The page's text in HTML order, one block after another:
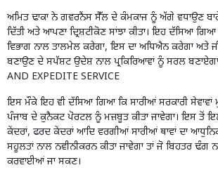
ਅਮਿਤ ਢਾਕਾ ਨੇ ਗਵਰਨੈਂਸ ਸੈੱਲ ਦੇ ਕੰਮਕਾਜ ਨੂੰ ਅੱਗੇ ਵਧਾਉਣ
ਦਿੱਤੀ ਅਤੇ ਆਪਣਾ ਦ੍ਰਿਸ਼ਟੀਕੋਣ ਸਾਂਝਾ ਕੀਤਾ। ਇਹ ਦੱਸਿਆ
ਵਿਭਾਗ ਨਾਲ ਤਾਲਮੇਲ ਕਰੇਗਾ, ਇਸ ਦਾ ਅਧਿਐਨ ਕਰੇਗਾ ਅਤੇ
ਬਣਾਉਣ ਦੇ ਸਪੱਸ਼ਟ ਉਦੇਸ਼ ਨਾਲ ਪ੍ਰਕਿਰਿਆਵਾਂ ਨੂੰ ਸਰਲ
AND EXPEDITE SERVICE
ਇਸ ਮੌਕੇ ਇਹ ਵੀ ਦੱਸਿਆ ਗਿਆ ਕਿ ਸਾਰੀਆਂ ਸਰਕਾਰੀ
ਪੰਜਾਬ ਦੇ ਕੁਨੈਕਟ ਪੋਰਟਲ ਨੂੰ ਮਜ਼ਬੂਤ ਕੀਤਾ ਜਾਵੇਗਾ। ਇਸ ਤੋਂ
ਕੇਂਦਰਾਂ, ਫਰਦ ਕੇਂਦਰਾਂ ਆਦਿ ਵਰਗੀਆਂ ਸਾਰੀਆਂ ਥਾਵਾਂ ਦਾ
ਸਹੂਲਤਾਂ ਨਾਲ ਨਵੀਨੀਕਰਨ ਕੀਤਾ ਜਾਵੇਗਾ ਤਾਂ ਜੋ ਬਿਹਤਰ ਢੰਗ
ਕਰਵਾਈਆਂ ਜਾ ਸਕਣ।